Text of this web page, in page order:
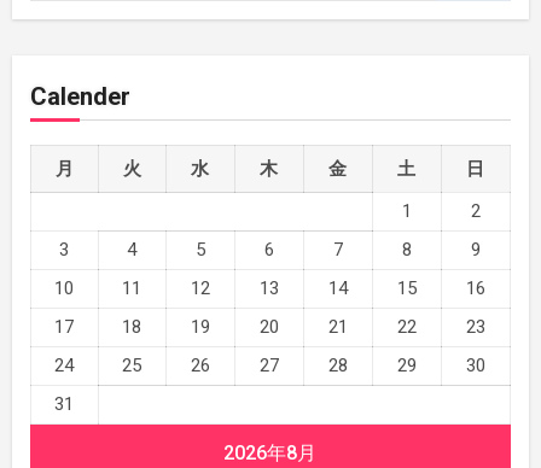
Calender
2026年8月
月 火 水 木 金 土
日
1
2
3
4 5 6 7 8
9
10
11 12 13 14 15
16
17
18 19 20 21 22
23
24
25 26 27 28 29
30
31